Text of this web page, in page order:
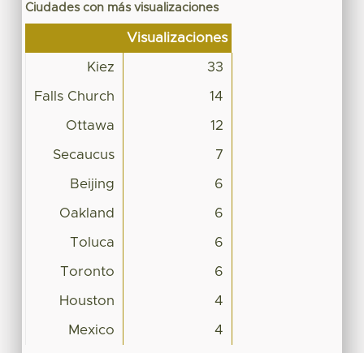
Ciudades con más visualizaciones
Visualizaciones
Kiez 33
Falls Church 14
Ottawa 12
Secaucus 7
Beijing 6
Oakland 6
Toluca 6
Toronto 6
Houston 4
Mexico 4